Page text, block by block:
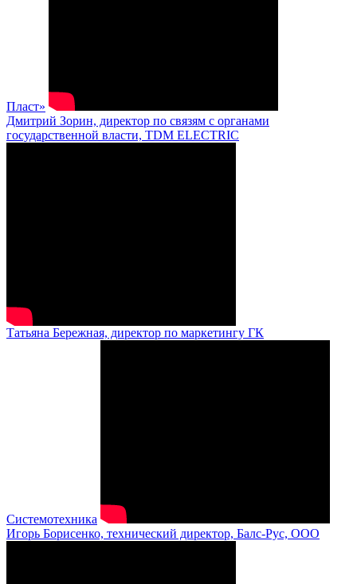
Пласт»
Дмитрий Зорин, директор по связям с органами
государственной власти, TDM ELECTRIC
Татьяна Бережная, директор по маркетингу ГК
Системотехника
Игорь Борисенко, технический директор, Балс-Рус, ООО